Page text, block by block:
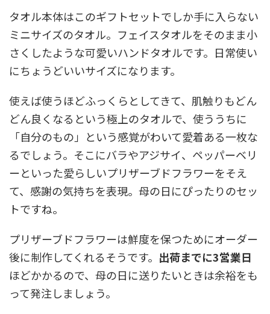
タオル本体はこのギフトセットでしか手に入らない
ミニサイズのタオル。フェイスタオルをそのまま小
さくしたような可愛いハンドタオルです。日常使い
にちょうどいいサイズになります。
使えば使うほどふっくらとしてきて、肌触りもどん
どん良くなるという極上のタオルで、使ううちに
「自分のもの」という感覚がわいて愛着ある一枚な
るでしょう。そこにバラやアジサイ、ペッパーベリ
ーといった愛らしいプリザーブドフラワーをそえ
て、感謝の気持ちを表現。母の日にぴったりのセッ
トですね。
プリザーブドフラワーは鮮度を保つためにオーダー
後に制作してくれるそうです。 出荷までに3営業日
ほどかかるので、母の日に送りたいときは余裕をも
って発注しましょう。